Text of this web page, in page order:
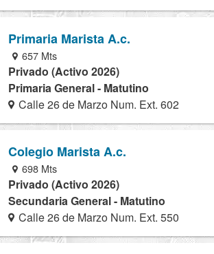
Primaria Marista A.c.
657 Mts
Privado (Activo 2026)
Primaria General - Matutino
Calle 26 de Marzo Num. Ext. 602
Colegio Marista A.c.
698 Mts
Privado (Activo 2026)
Secundaria General - Matutino
Calle 26 de Marzo Num. Ext. 550